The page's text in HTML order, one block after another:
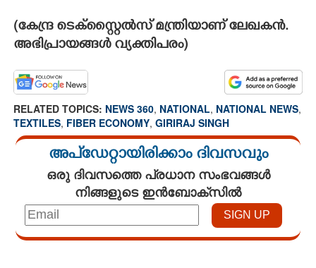
(കേന്ദ്ര ടെക്സ്റ്റൈൽസ് മന്ത്രിയാണ് ലേഖകൻ.
അഭിപ്രായങ്ങൾ വ്യക്തിപരം)
RELATED TOPICS: NEWS 360, NATIONAL, NATIONAL NEWS,
TEXTILES, FIBER ECONOMY, GIRIRAJ SINGH
അപ്ഡേറ്റായിരിക്കാം ദിവസവും
ഒരു ദിവസത്തെ പ്രധാന സംഭവങ്ങൾ
നിങ്ങളുടെ ഇൻബോക്സിൽ